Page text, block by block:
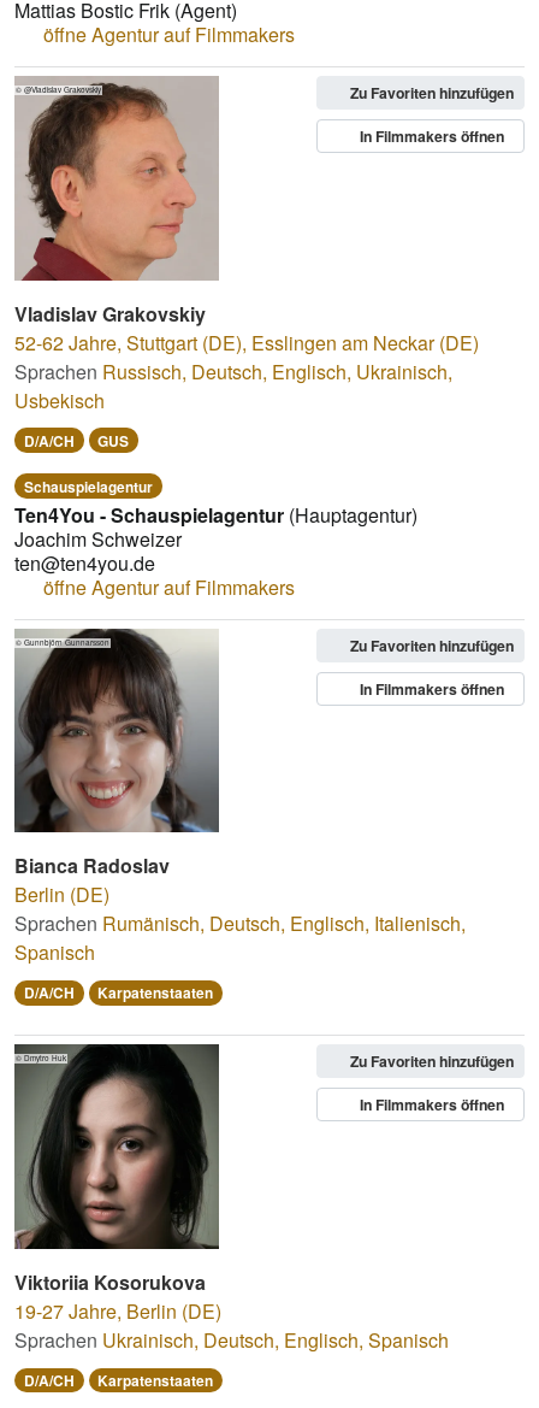
Mattias Bostic Frik (Agent)
öffne Agentur auf Filmmakers
Zu Favoriten hinzufügen
In Filmmakers öffnen
© @Vladislav Grakovskiy
52-62 Jahre, Stuttgart (DE), Esslingen am Neckar (DE)
Sprachen Russisch, Deutsch, Englisch, Ukrainisch,
Usbekisch
D/A/CH GUS
Vladislav Grakovskiy
Schauspielagentur
Ten4You - Schauspielagentur (Hauptagentur)
Joachim Schweizer
ten@ten4you.de
öffne Agentur auf Filmmakers
Zu Favoriten hinzufügen
In Filmmakers öffnen
© Gunnbjörn Gunnarsson
Berlin (DE)
Sprachen Rumänisch, Deutsch, Englisch, Italienisch,
Spanisch
D/A/CH Karpatenstaaten
Bianca Radoslav
Zu Favoriten hinzufügen
In Filmmakers öffnen
© Dmytro Huk
19-27 Jahre, Berlin (DE)
Sprachen Ukrainisch, Deutsch, Englisch, Spanisch
D/A/CH Karpatenstaaten
Viktoriia Kosorukova